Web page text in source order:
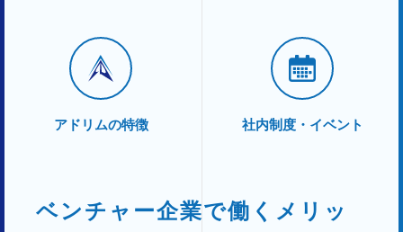
アドリムの特徴 社内制度・イベント
ベンチャー企業で働くメリッ